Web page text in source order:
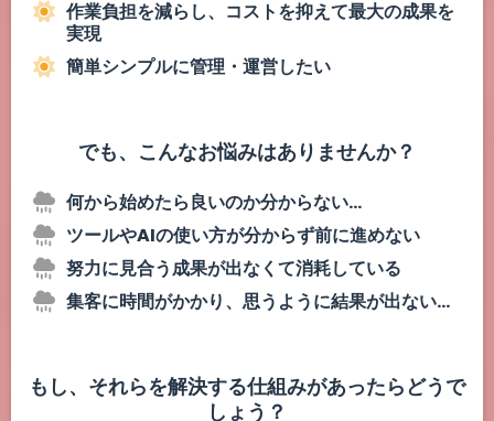
作業負担を減らし、コストを抑えて最大の成果を
実現
簡単シンプルに管理・運営したい
でも、こんなお悩みはありませんか？
何から始めたら良いのか分からない…
ツールやAIの使い方が分からず前に進めない
努力に見合う成果が出なくて消耗している
集客に時間がかかり、思うように結果が出ない…
もし、それらを解決する仕組みがあったらどうで
しょう？